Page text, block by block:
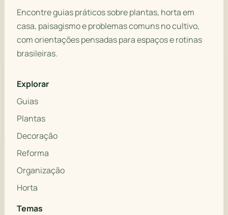
Encontre guias práticos sobre plantas, horta em
casa, paisagismo e problemas comuns no cultivo,
com orientações pensadas para espaços e rotinas
brasileiras.
Explorar
Guias
Plantas
Decoração
Reforma
Organização
Horta
Temas